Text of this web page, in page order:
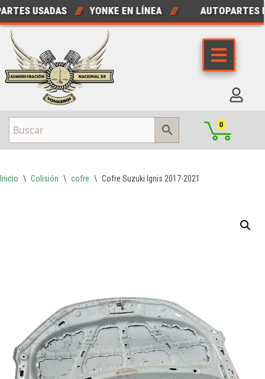
Saltar
al
contenido
USADAS YONKE EN LÍNEA AUTOPARTES
0
Inicio \ Colisión \ cofre \ Cofre Suzuki Ignis 2017-2021